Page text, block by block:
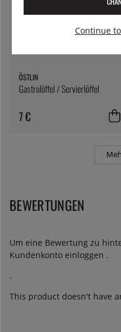
ÖSTLIN
Gastrolöffel / Servierlöffel
7 €
BEWERTUNGEN
Um eine Bewertung zu
Kundenkonto einloggen .
.
This product doesn't have
Continue